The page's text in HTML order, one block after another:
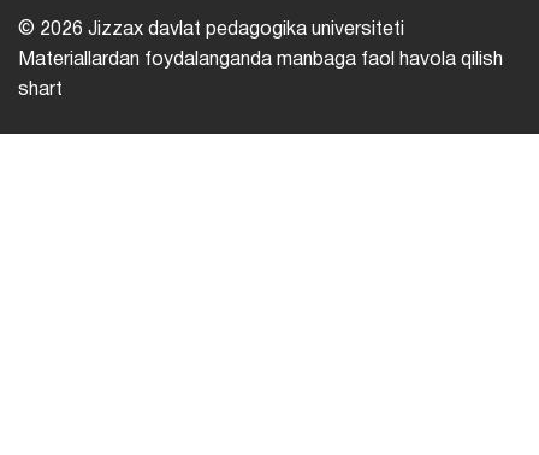
© 2026 Jizzax davlat pedagogika universiteti
Materiallardan foydalanganda manbaga faol havola qilish
shart